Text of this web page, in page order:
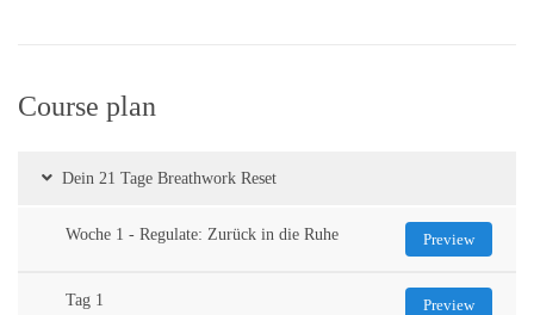
Course plan
Dein 21 Tage Breathwork Reset
Woche 1 - Regulate: Zurück in die Ruhe Preview
Tag 1 Preview